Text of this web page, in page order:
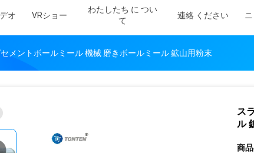
オ VRショー
わたしたち に つい
て
連絡 ください
メントボールミール 機械 磨きボールミール 鉱山用粉末
ス
ル
商